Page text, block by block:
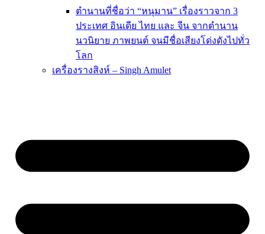
ตำนานที่ชื่อว่า “หนุมาน” เรื่องราวจาก 3
ประเทศ อินเดีย ไทย และ จีน จากตำนาน
นวนิยาย ภาพยนต์ จนมีชื่อเสียงโด่งดังไปทั่ว
โลก
เครื่องรางสิงห์ – Singh Amulet